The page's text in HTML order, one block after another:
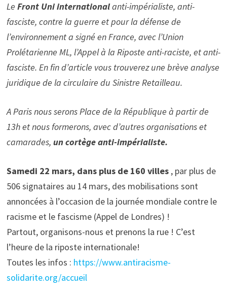
Le Front Uni internationalanti-impérialiste, anti-
fasciste, contre la guerre et pour la défense de
l’environnement a signé en France, avec l’Union
Prolétarienne ML, l’Appel à la Riposte anti-raciste, et anti-
fasciste. En fin d’article vous trouverez une brève analyse
juridique de la circulaire du Sinistre Retailleau.
A Paris nous serons Place de la République à partir de
13h et nous formerons, avec d’autres organisations et
camarades, un cortège anti-impérialiste.
Samedi 22 mars, dans plus de 160 villes , par plus de
506 signataires au 14 mars, des mobilisations sont
annoncées à l’occasion de la journée mondiale contre le
racisme et le fascisme (Appel de Londres) !
Partout, organisons-nous et prenons la rue ! C’est
l’heure de la riposte internationale!
Toutes les infos : https://www.antiracisme-
solidarite.org/accueil